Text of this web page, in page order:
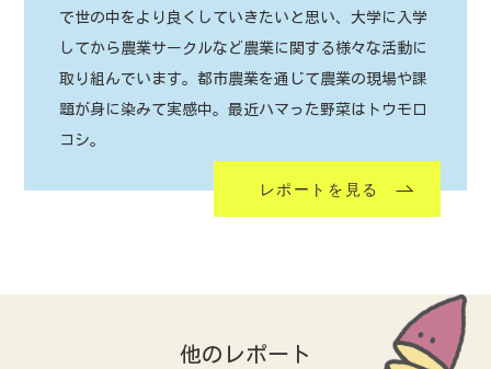
で世の中をより良くしていきたいと思い、大学に入学
してから農業サークルなど農業に関する様々な活動に
取り組んでいます。都市農業を通じて農業の現場や課
題が身に染みて実感中。最近ハマった野菜はトウモロ
コシ。
レポートを見る
他のレポート